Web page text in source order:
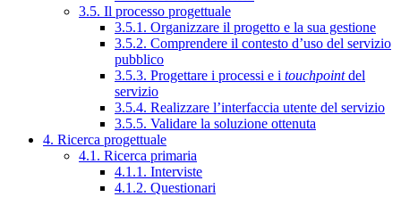
3.5. Il processo progettuale
3.5.1. Organizzare il progetto e la sua gestione
3.5.2. Comprendere il contesto d’uso del servizio
pubblico
3.5.3. Progettare i processi e i touchpointdel
servizio
3.5.4. Realizzare l’interfaccia utente del servizio
3.5.5. Validare la soluzione ottenuta
4. Ricerca progettuale
4.1. Ricerca primaria
4.1.1. Interviste
4.1.2. Questionari